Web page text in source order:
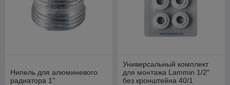
Нипель для алюминевого
радиатора 1"
Универсальный комплект
для монтажа Lammin 1/2"
без кронштейна 40/1